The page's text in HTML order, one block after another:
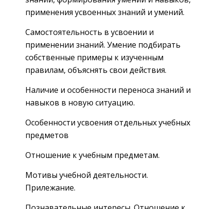
применения усвоенных знаний и умений.
Самостоятельность в усвоении и
применении знаний. Умение подбирать
собственные примеры к изученным
правилам, объяснять свои действия.
Наличие и особенности переноса знаний и
навыков в новую ситуацию.
Особенности усвоения отдельных учебных
предметов
Отношение к учебным предметам.
Мотивы учебной деятельности.
Прилежание.